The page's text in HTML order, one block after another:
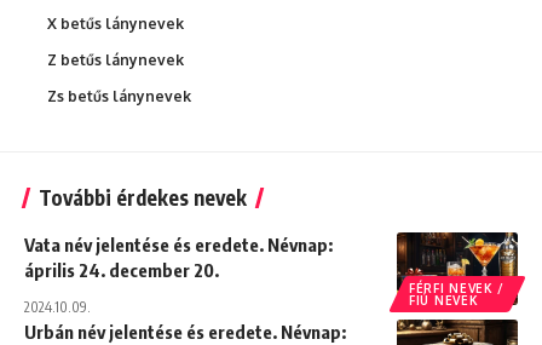
X betűs lánynevek
Z betűs lánynevek
Zs betűs lánynevek
További érdekes nevek
FÉRFI NEVEK /
FIÚ NEVEK
Vata név jelentése és eredete. Névnap:
április 24. december 20.
2024.10.09.
Urbán név jelentése és eredete. Névnap: